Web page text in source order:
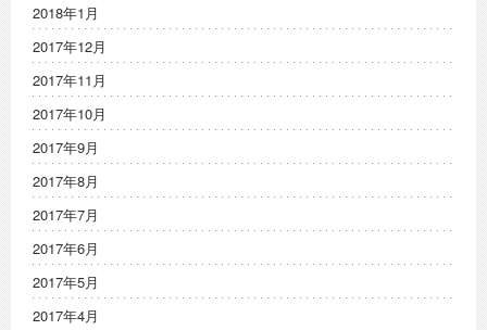
2018年1月
2017年12月
2017年11月
2017年10月
2017年9月
2017年8月
2017年7月
2017年6月
2017年5月
2017年4月